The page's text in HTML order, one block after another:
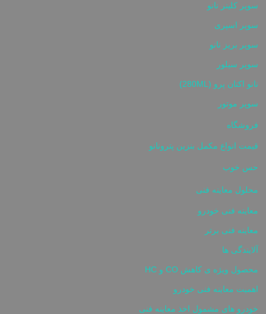
سوپر کلینر نانو
سوپر اسپری
سوپر بریز نانو
سوپر سیلور
نانو اکتان پرو (280ML)
سوپر موتور
فروشگاه
قیمت انواع مکمل بنزین پترونانو
حس خوب
محلول معاینه فنی
معاینه فنی خودرو
معاینه فنی برتر
آلایندگی ها
محصول ویژه ی کاهش CO و HC
اهمیت معاینه فنی خودرو
خودرو های مشمول اخذ معاینه فنی